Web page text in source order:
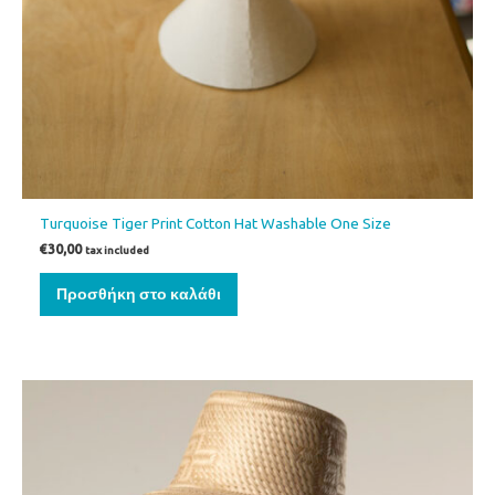
Turquoise Tiger Print Cotton Hat Washable One Size
€30,00 tax included
Προσθήκη στο καλάθι